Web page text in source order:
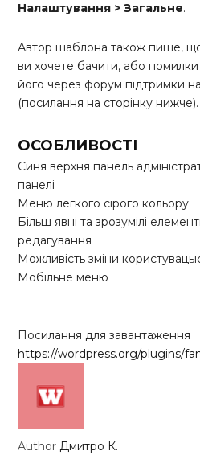
Налаштування > Загальне.
Автор шаблона також пише, що
ви хочете бачити, або
його через форум підтримки
(посилання на сторінку нижче).
ОСОБЛИВОСТІ
Синя верхня панель
панелі
Меню легкого сірого кольору
Більш явні та зрозумілі
редагування
Можливість зміни
Мобільне меню
Посилання для завантаження
https://wordpress.org/plugins/
Author Дмитро К.